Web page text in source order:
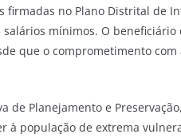
firmadas no Plano Distrital de
mínimos. O
que o comprometimento
de Planejamento e
à população de extrema